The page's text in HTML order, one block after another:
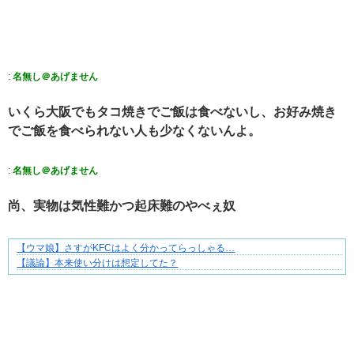
: 名無し＠あげません
いくら大阪でもタコ焼きでご飯は食べないし、お好み焼き
でご飯を食べられない人も少なくないんよ。
: 名無し＠あげません
尚、実物は気性難かつ起床難のやべぇ奴
【マンガ】バラシ屋トシヤの漫画セレクション
【ウマ娘】さすがKFCはよく分かってらっしゃる…
【議論】本来使い分けは想定してた？